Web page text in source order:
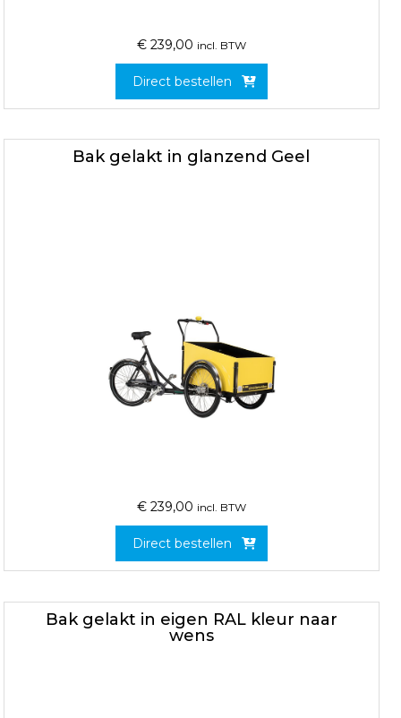
€ 239,00 incl. BTW
Direct bestellen
Bak gelakt in glanzend Geel
€ 239,00 incl. BTW
Direct bestellen
Bak gelakt in eigen RAL kleur naar
wens